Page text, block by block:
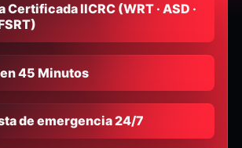
Certificada IICRC (WRT · ASD ·
45 Minutos
de emergencia 24/7